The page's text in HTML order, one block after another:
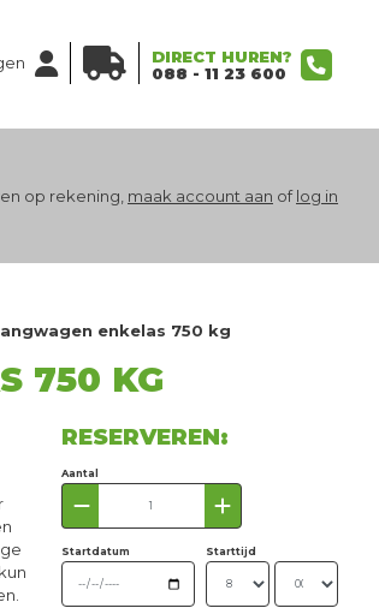
DIRECT HUREN?
088 - 11 23 600
op rekening, maak account aan oflog in
enkelas 750 kg
750 KG
RESERVEREN:
Aantal
Startdatum Starttijd